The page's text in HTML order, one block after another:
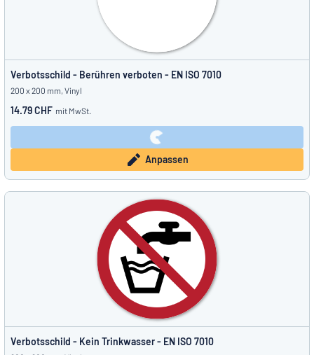
Verbotsschild - Berühren verboten - EN ISO 7010
200 x 200 mm, Vinyl
14.79 CHF mit MwSt.
Anpassen
Verbotsschild - Kein Trinkwasser - EN ISO 7010